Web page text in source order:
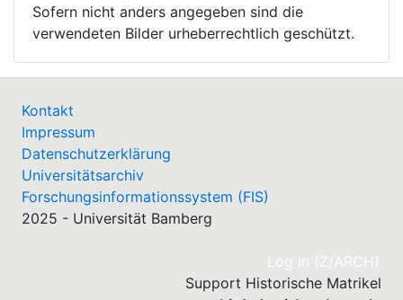
Sofern nicht anders angegeben sind die
verwendeten Bilder urheberrechtlich geschützt.
Kontakt
Impressum
Datenschutzerklärung
Universitätsarchiv
Forschungsinformationssystem (FIS)
2025 - Universität Bamberg
Log In (Z/ARCH)
Support Historische Matrikel